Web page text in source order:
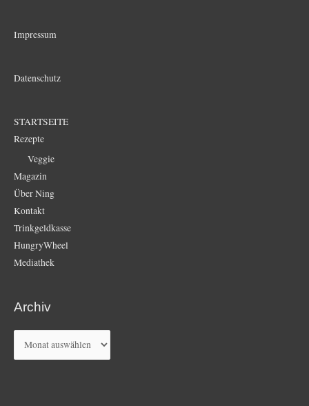
Impressum
Datenschutz
STARTSEITE
Rezepte
Veggie
Magazin
Über Ning
Kontakt
Trinkgeldkasse
HungryWheel
Mediathek
Archiv